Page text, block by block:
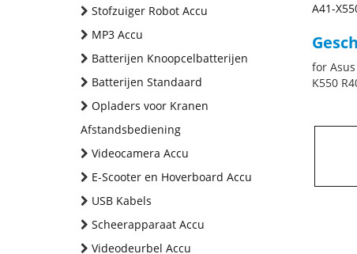
Stofzuiger Robot Accu
MP3 Accu
Batterijen Knoopcelbatterijen
Batterijen Standaard
Opladers voor Kranen
Afstandsbediening
Videocamera Accu
E-Scooter en Hoverboard Accu
USB Kabels
Scheerapparaat Accu
Videodeurbel Accu
A41-
for Asus
K550